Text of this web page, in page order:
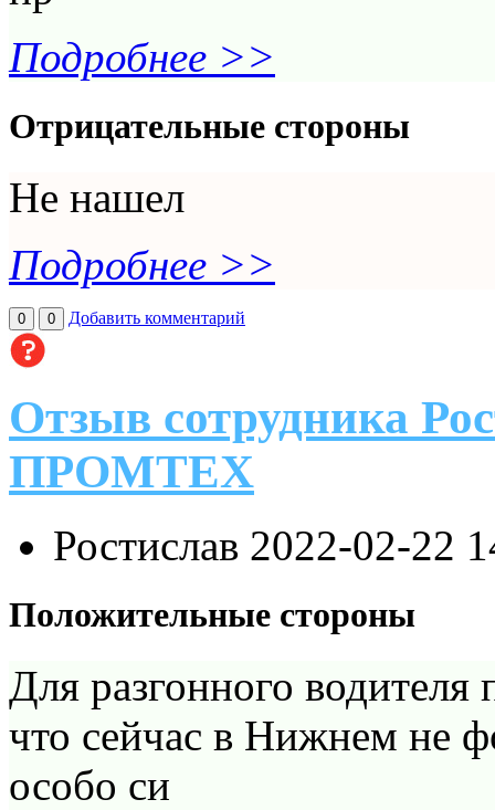
Подробнее >>
Отрицательные стороны
Не нашел
Подробнее >>
0 0 Добавить комментарий
Отзыв сотрудника
ПРОМТЕХ
Ростислав 2022-02-22
Положительные стороны
Для разгонного
что сейчас в Нижнем не
особо си